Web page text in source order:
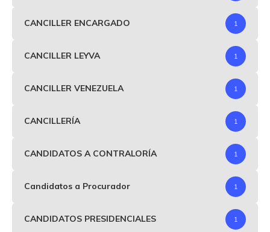
CANCILLER ENCARGADO 1
CANCILLER LEYVA 1
CANCILLER VENEZUELA 1
CANCILLERÍA 1
CANDIDATOS A CONTRALORÍA 1
Candidatos a Procurador 1
CANDIDATOS PRESIDENCIALES 1